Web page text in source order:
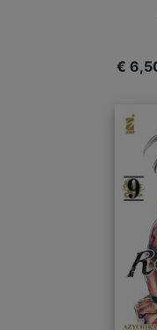
€